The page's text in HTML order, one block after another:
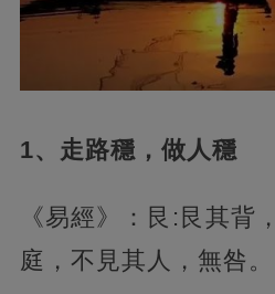
1、走路穩，做人穩
《易經》：艮:艮其背
庭，不見其人，無咎。